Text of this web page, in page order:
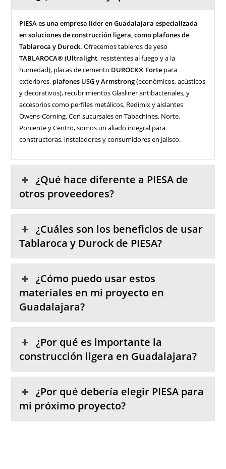
PIESA es una empresa líder en Guadalajara especializada
en soluciones de construcción ligera, como plafones de
Tablaroca y Durock. Ofrecemos tableros de yeso
TABLAROCA® (Ultralight, resistentes al fuego y a la
humedad), placas de cemento DUROCK® Forte para
exteriores, plafones USG y Armstrong(económicos, acústicos
y decorativos), recubrimientos Glasliner antibacteriales, y
accesorios como perfiles metálicos, Redimix y aislantes
Owens-Corning. Con sucursales en Tabachines, Norte,
Poniente y Centro, somos un aliado integral para
constructoras, instaladores y consumidores en Jalisco.
¿Qué hace diferente a PIESA de
otros proveedores?
¿Cuáles son los beneficios de usar
Tablaroca y Durock de PIESA?
¿Cómo puedo usar estos
materiales en mi proyecto en
Guadalajara?
¿Por qué es importante la
construcción ligera en Guadalajara?
¿Por qué debería elegir PIESA para
mi próximo proyecto?